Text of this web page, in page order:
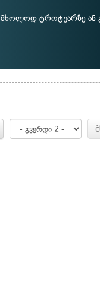
მხოლოდ ტროტუარზე ან